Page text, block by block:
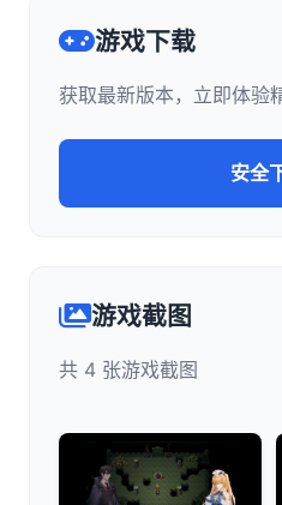
游戏下载
获取最新版本，立即体验
安全
游戏截图
共 4 张游戏截图